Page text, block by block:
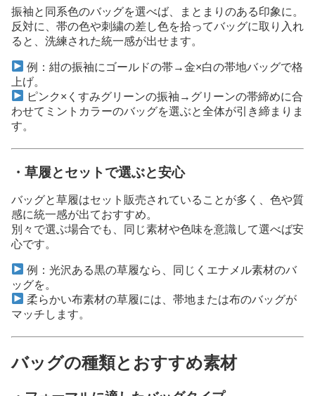
振袖と同系色のバッグを選べば、まとまりのある印象に。
反対に、帯の色や刺繍の差し色を拾ってバッグに取り入れ
ると、洗練された統一感が出せます。
例：紺の振袖にゴールドの帯→金×白の帯地バッグで格
上げ。
ピンク×くすみグリーンの振袖→グリーンの帯締めに合
わせてミントカラーのバッグを選ぶと全体が引き締まりま
す。
・草履とセットで選ぶと安心
バッグと草履はセット販売されていることが多く、色や質
感に統一感が出ておすすめ。
別々で選ぶ場合でも、同じ素材や色味を意識して選べば安
心です。
例：光沢ある黒の草履なら、同じくエナメル素材のバ
ッグを。
柔らかい布素材の草履には、帯地または布のバッグが
マッチします。
バッグの種類とおすすめ素材